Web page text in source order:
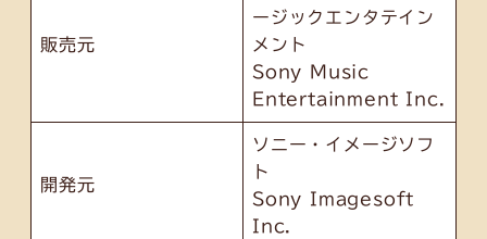
販売元
ージックエンタテイン
メント
Sony Music
Entertainment Inc.
開発元
ソニー・イメージソフ
ト
Sony Imagesoft
Inc.